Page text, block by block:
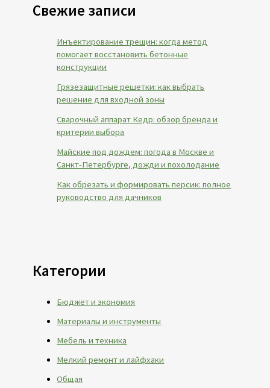
Свежие записи
Инъектирование трещин: когда метод
помогает восстановить бетонные
конструкции
Грязезащитные решетки: как выбрать
решение для входной зоны
Сварочный аппарат Кедр: обзор бренда и
критерии выбора
Майские под дождем: погода в Москве и
Санкт-Петербурге, дожди и похолодание
Как обрезать и формировать персик: полное
руководство для дачников
Категории
Бюджет и экономия
Материалы и инструменты
Мебель и техника
Мелкий ремонт и лайфхаки
Общая